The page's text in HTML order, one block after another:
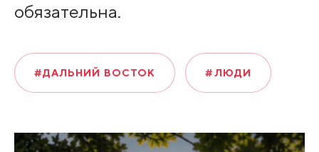
обязательна.
#ДАЛЬНИЙ ВОСТОК #ЛЮДИ